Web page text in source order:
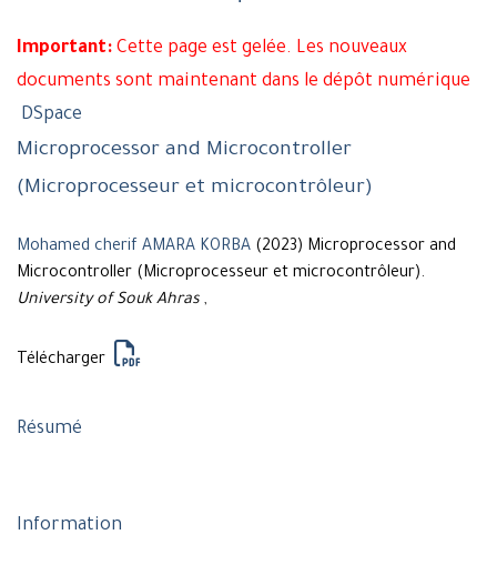
Important: Cette page est gelée. Les nouveaux
documents sont maintenant dans le dépôt numérique
DSpace
Microprocessor and Microcontroller
(Microprocesseur et microcontrôleur)
Mohamed cherif AMARA KORBA (2023) Microprocessor and
Microcontroller (Microprocesseur et microcontrôleur).
University of Souk Ahras ,
Télécharger
Résumé
Information